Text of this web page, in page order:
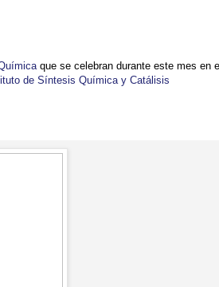
que se celebran durante este mes en
de Síntesis Química y Catálisis